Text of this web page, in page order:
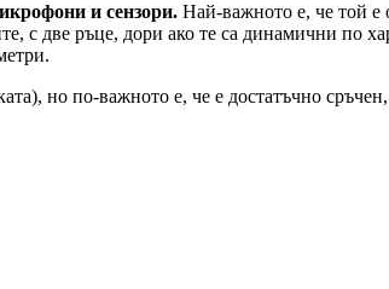
и сензори. Най-важното е, че той е
с две ръце, дори ако те са динамични по
но по-важното е, че е достатъчно